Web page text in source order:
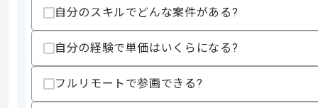
・要件定義からテストまで一連の開発
・AIプロダクトの開発経験
・Firebaseの運用経験
スキルに不安がある方へ
自分のスキルでどんな案件がある?
自分の経験で単価はいくらになる?
フルリモートで参画できる?